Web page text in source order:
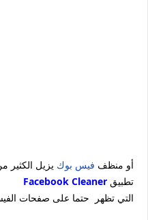
أو منظف فيس بوك يزيل الكثير
Facebook Cleaner تطبيق
.التي تظهر حتما على صفحات